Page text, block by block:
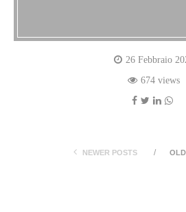
26 Febbraio
674 views
NEWER POSTS